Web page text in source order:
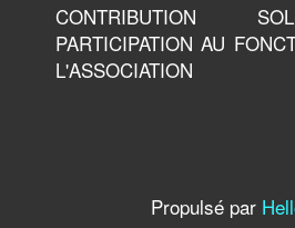
CONTRIBUTION
PARTICIPATION AU
L'ASSOCIATION
Propulsé par